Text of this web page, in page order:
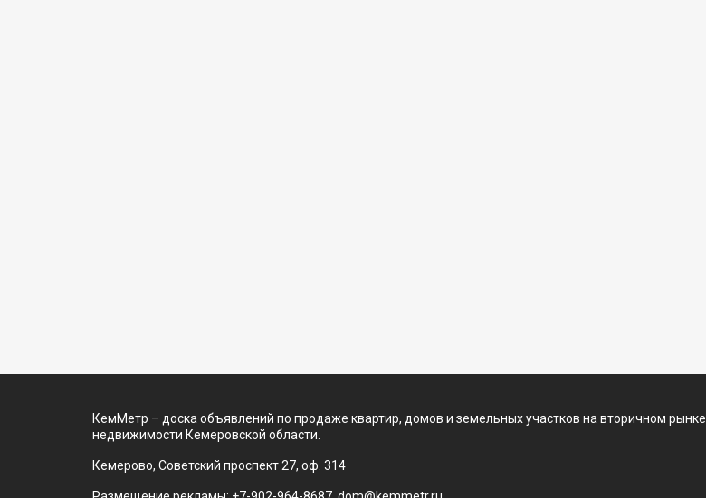
КемМетр – доска объявлений по продаже квартир, домов и земельных участков на вторичном рынке
недвижимости Кемеровской области.
Кемерово, Советский проспект 27, оф. 314